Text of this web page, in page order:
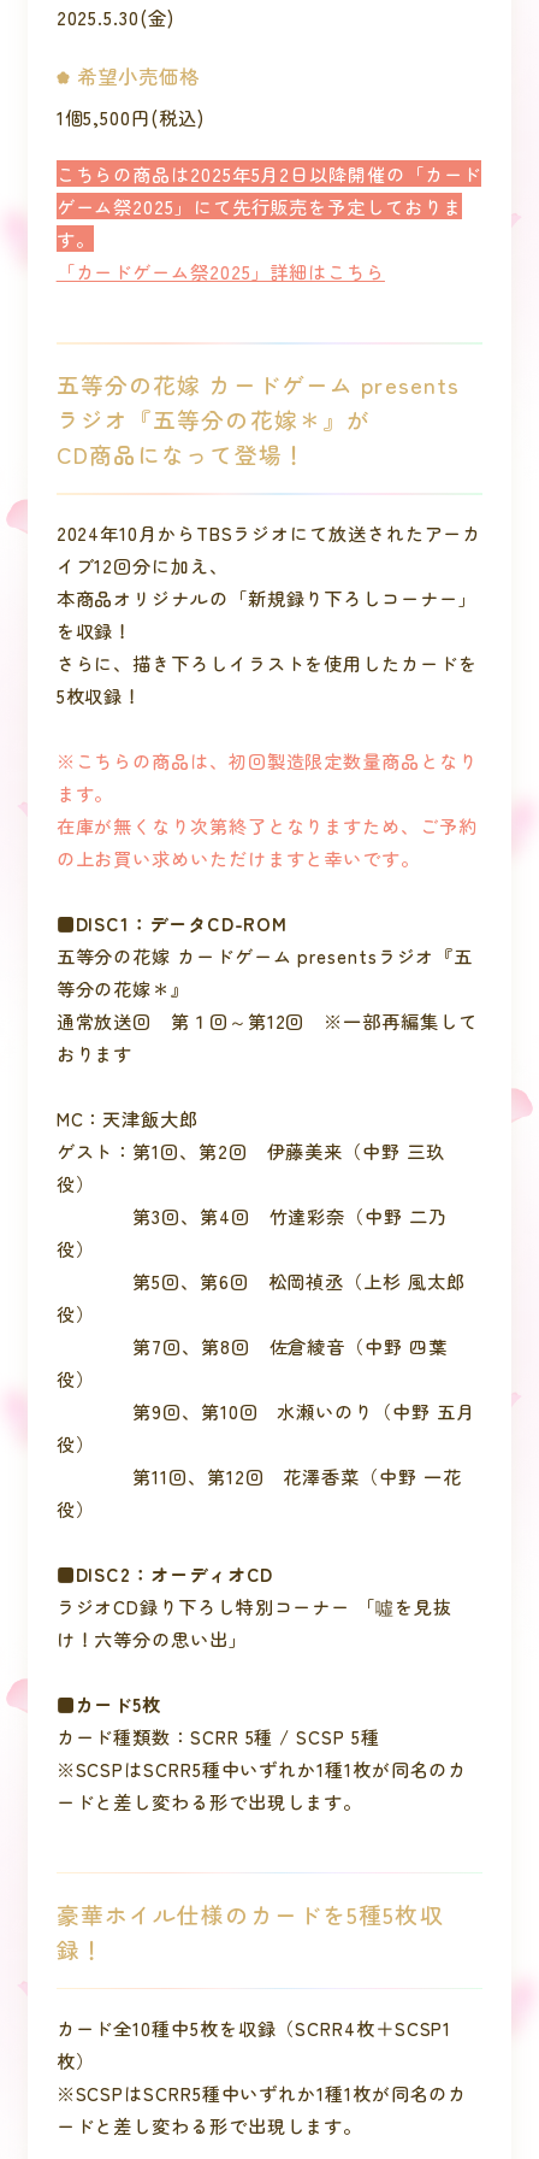
2025.5.30(金)
希望小売価格
1個5,500円(税込)
こちらの商品は2025年5月2日以降開催の「カード
ゲーム祭2025」にて先行販売を予定しておりま
す。
「カードゲーム祭2025」詳細はこちら
五等分の花嫁 カードゲーム presents
ラジオ『五等分の花嫁＊』が
CD商品になって登場！
2024年10月からTBSラジオにて放送されたアーカ
イブ12回分に加え、
本商品オリジナルの「新規録り下ろしコーナー」
を収録！
さらに、描き下ろしイラストを使用したカードを
5枚収録！
※こちらの商品は、初回製造限定数量商品となり
ます。
在庫が無くなり次第終了となりますため、ご予約
の上お買い求めいただけますと幸いです。
■DISC1：データCD-ROM
五等分の花嫁 カードゲーム presentsラジオ『五
等分の花嫁＊』
通常放送回 第１回～第12回 ※一部再編集して
おります
MC：天津飯大郎
ゲスト：第1回、第2回 伊藤美来（中野 三玖
役）
第3回、第4回 竹達彩奈（中野 二乃
役）
第5回、第6回 松岡禎丞（上杉 風太郎
役）
第7回、第8回 佐倉綾音（中野 四葉
役）
第9回、第10回 水瀬いのり（中野 五月
役）
第11回、第12回 花澤香菜（中野 一花
役）
■DISC2：オーディオCD
ラジオCD録り下ろし特別コーナー 「噓を見抜
け！六等分の思い出」
■カード5枚
カード種類数：SCRR 5種 / SCSP 5種
※SCSPはSCRR5種中いずれか1種1枚が同名のカ
ードと差し変わる形で出現します。
豪華ホイル仕様のカードを5種5枚収
録！
カード全10種中5枚を収録（SCRR4枚＋SCSP1
枚）
※SCSPはSCRR5種中いずれか1種1枚が同名のカ
ードと差し変わる形で出現します。